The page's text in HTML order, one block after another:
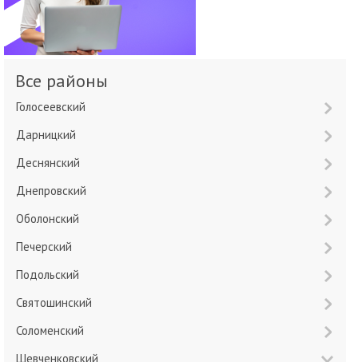
Все районы
Голосеевский
Дарницкий
Деснянский
Днепровский
Оболонский
Печерский
Подольский
Святошинский
Соломенский
Шевченковский